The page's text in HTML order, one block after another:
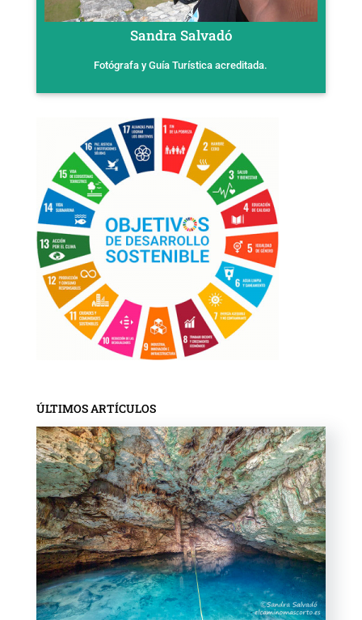
Sandra Salvadó
Fotógrafa y Guía Turística acreditada.
ÚLTIMOS ARTÍCULOS